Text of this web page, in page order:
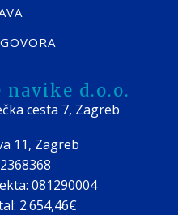
d.o.o.
cesta 7, Zagreb
11, Zagreb
081290004
2.654,46€